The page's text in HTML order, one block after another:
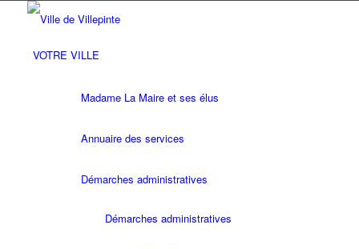
VOTRE VILLE
Madame La Maire et ses élus
Annuaire des services
Démarches administratives
Démarches administratives